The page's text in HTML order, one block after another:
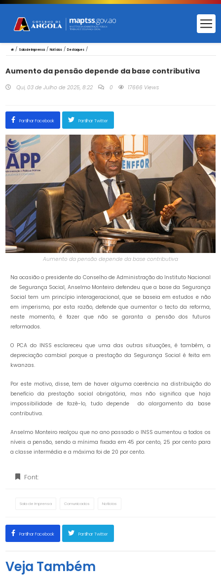
/ Sala de Imprensa/ Notícias/ Destaques/
Aumento da pensão depende da base contributiva
Qui, 03 de Julho de 2025, 8:22 0 17666 Views
Partilhar Facebook Partilhar Twitter
Aumento da pensão depende da base contributiva
Na ocasião o presidente do Conselho de Administração do Instituto Nacional
de Segurança Social, Anselmo Monteiro defendeu que a base da Segurança
Social tem um princípio interageracional, que se baseia em estudos e não
em imperismo, por esta razão, defende que aumentar o tecto da reforma,
neste momento, é fazer que não se garanta a pensão dos futuros
reformados.
O PCA do INSS esclareceu que uma das outras situações, é também, a
depreciação cambial porque a prestação da Segurança Social é feita em
kwanzas.
Por este motivo, disse, tem de haver alguma coerência na distribuição do
benefício da prestação social obrigatória, mas não significa que haja
impossibilidade de fazê-lo, tudo depende do alargamento da base
contributiva.
Anselmo Monteiro realçou que no ano passado o INSS aumentou a todos os
níveis a pensão, sendo a mínima fixada em 45 por cento, 25 por cento para
a classe intermédia e a máxima foi de 20 por cento.
Font:
Sala de Imprensa Comunicados Notícias
Partilhar Facebook Partilhar Twitter
Veja Também